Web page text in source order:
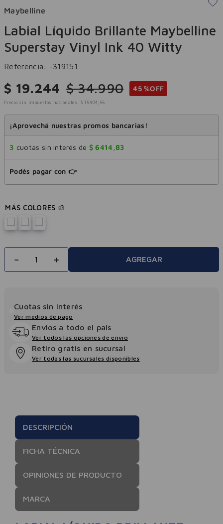
Maybelline
Labial Líquido Brillante Maybelline
Superstay Vinyl Ink 40 Witty
Referencia: -319151
$ 19.244 $ 34.990 45 %OFF
Precio sin impuestos nacionales: $ 15.904, 55
¡Aprovechá nuestras promos bancarias!
3 cuotas sin interés de $ 6414 ,83
Podés pagar con 👉
＋
－ AGREGAR
Cuotas sin interés
Ver medios de pago
Envios a todo el pais
Ver todos las opciones de envio
Retiro gratis en sucursal
Ver todas las sucursales disponibles
DESCRIPCIÓN
FICHA TÉCNICA
OPINIONES DE PRODUCTO
MARCA